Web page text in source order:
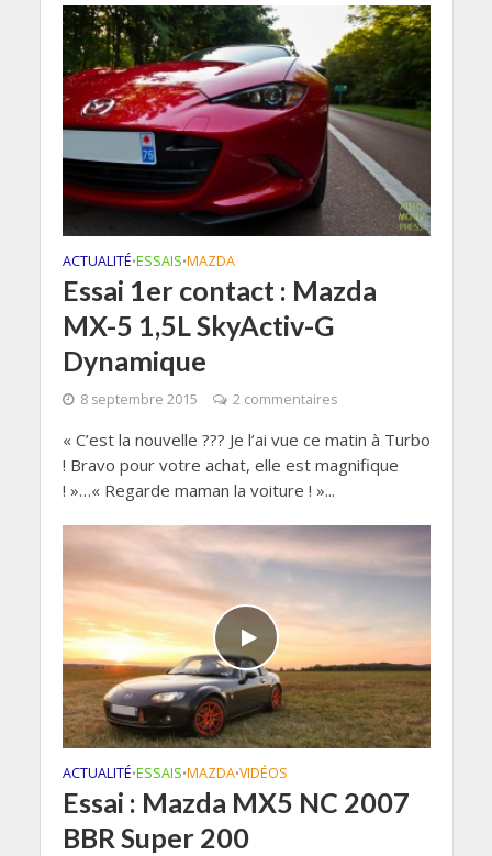
ACTUALITÉ•ESSAIS•MAZDA
Essai 1er contact : Mazda
MX-5 1,5L SkyActiv-G
Dynamique
8 septembre 2015 2 commentaires
« C’est la nouvelle ??? Je l’ai vue ce matin à Turbo
! Bravo pour votre achat, elle est magnifique
! »…« Regarde maman la voiture ! »...
ACTUALITÉ•ESSAIS•MAZDA•VIDÉOS
Essai : Mazda MX5 NC 2007
BBR Super 200